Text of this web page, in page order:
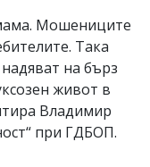
Мошениците
Така
на бърз
живот в
Владимир
при ГДБОП.